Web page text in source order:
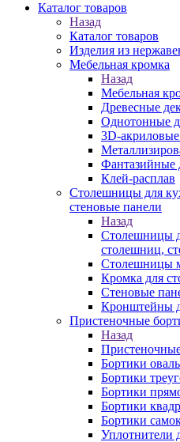
Каталог товаров
Назад
Каталог товаров
Изделия из
Мебельная кромка
Назад
Мебельная
Древесные
Однотонные
3D-
Фантазийные
Клей-расплав
Столешницы для
стеновые панели
Назад
Столешницы
столешниц,
Столешницы
Кромка для
Стеновые
Кронштейны
Пристеночные
Назад
Бортики
Бортики
Бортики
Бортики
Бортики
Уплотнители